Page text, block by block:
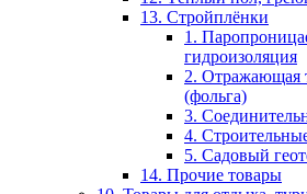
13. Стройплёнки
1.
гидроизоляция
2. Отражающая
(фольга)
3.
4.
5. Садовый
14. Прочие товары